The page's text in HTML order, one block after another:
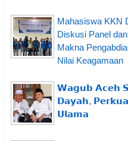
Mahasiswa KKN
Diskusi Panel
Makna
Nilai Keagamaan
𝗪𝗮𝗴𝘂𝗯 𝗔𝗰𝗲𝗵
𝗗𝗮𝘆𝗮𝗵,
𝗨𝗹𝗮𝗺𝗮